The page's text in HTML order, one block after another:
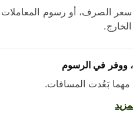
الصرف، أو رسوم المعاملات
في الرسوم
بَعُدت المسافات.